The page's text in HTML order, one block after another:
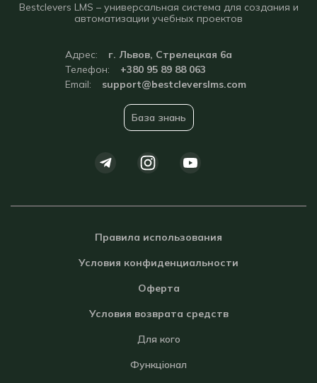
Bestclevers LMS – универсальная система для создания и
автоматизации учебных проектов
Адрес:
г. Львов, Стрелецкая 6а
Телефон:
+380 95 89 88 063
Email:
support@bestcleverslms.com
База знань
Правила использования
Условия конфиденциальности
Оферта
Условия возврата средств
Для кого
Функціонал